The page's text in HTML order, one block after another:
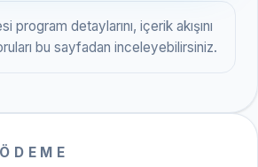
program detaylarını, içerik akışını
bu sayfadan inceleyebilirsiniz.